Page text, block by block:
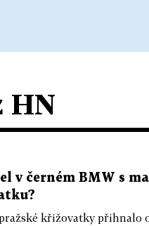
HN
v černém BMW s
křižovatky přihnalo